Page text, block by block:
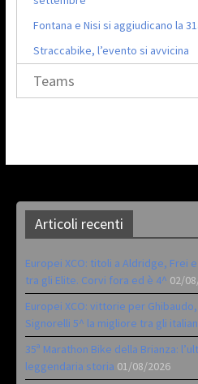
Fontana e Nisi si aggiudicano la
Straccabike, l’evento si avvicina
Teams
Articoli recenti
Europei XCO: titoli a Aldridge, Frei
tra gli Elite. Corvi fora ed è 4^ 02/
Europei XCO: vittorie per
Signorelli 5^ la migliore tra gli
35ª Marathon Bike della Brianza:
leggendaria storia 01/08/2026